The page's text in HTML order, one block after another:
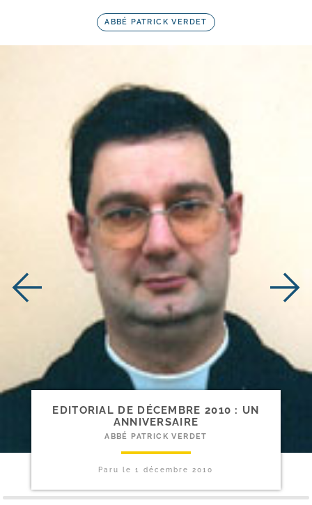
ABBÉ PATRICK VERDET
EDITORIAL DE DÉCEMBRE 2010 : UN
ANNIVERSAIRE
ABBÉ PATRICK VERDET
Paru le1 décembre 2010